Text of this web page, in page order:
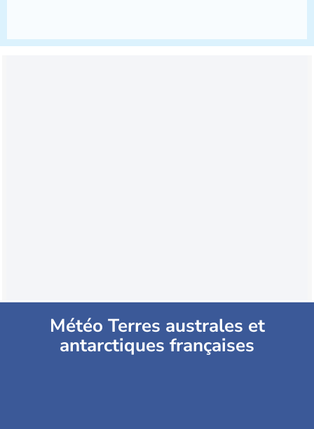
Météo Terres australes et
antarctiques françaises